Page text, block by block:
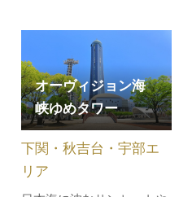
パノラマ景観を体感してい
ただきます。物産品販…
オーヴィジョン海
峡ゆめタワー
下関・秋吉台・宇部エ
リア